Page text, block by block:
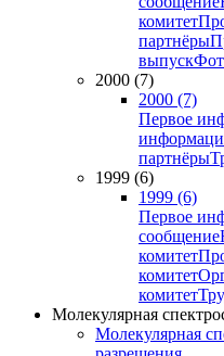
комитет
партнёры
выпуск
2000 (7)
2000 (7)
Первое
партнёры
1999 (6)
1999 (6)
Первое
сообщение
комитет
комитет
комитет
Молекулярная
Молекулярная